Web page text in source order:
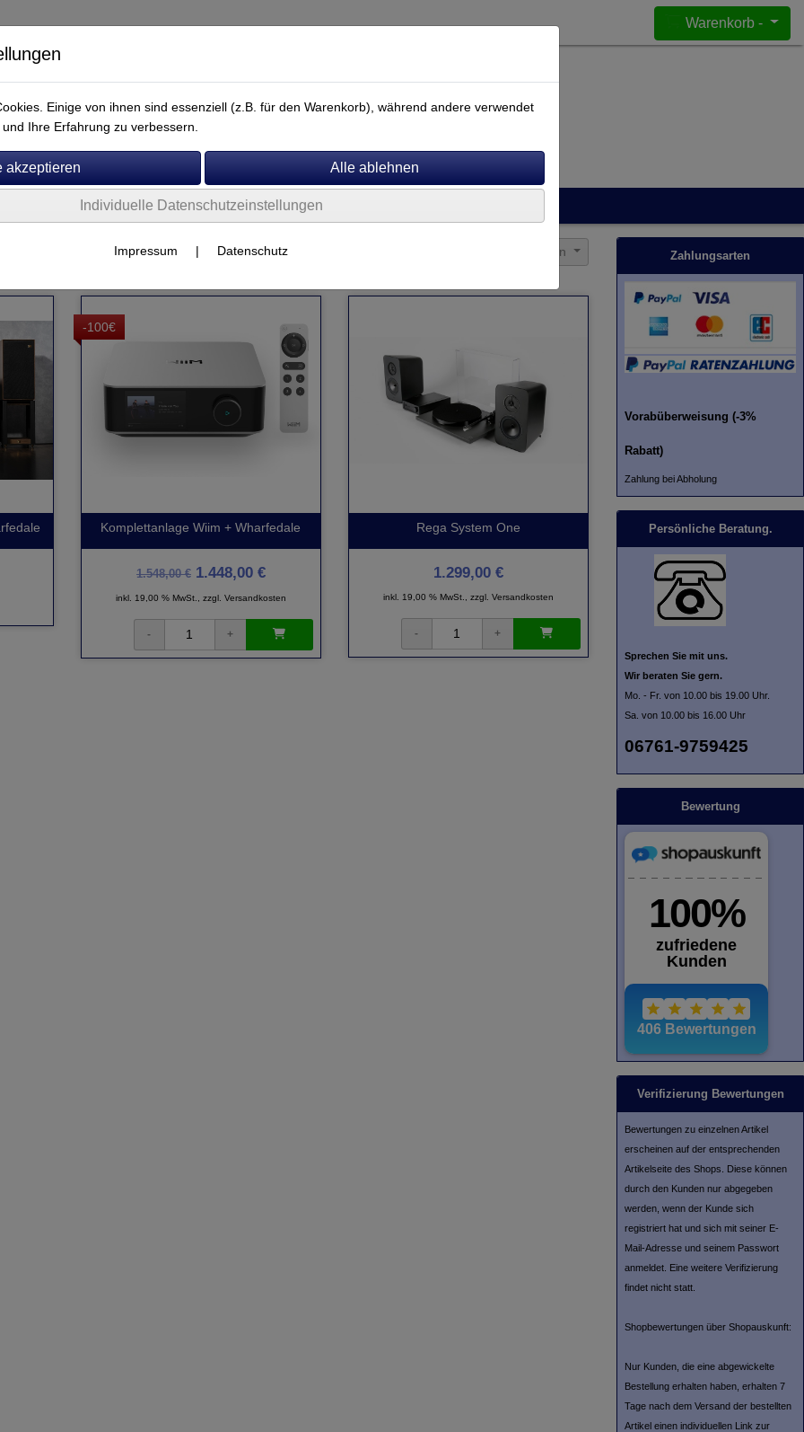
Warenkorb -
Sortierung wählen
-100€
Komplettanlage Wiim + Wharfedale
1.548,00 €1.448,00 €
inkl. 19,00 % MwSt., zzgl. Versandkosten
Rega System One
1.299,00 €
inkl. 19,00 % MwSt., zzgl. Versandkosten
Zahlungsarten
Vorabüberweisung (-3%
Rabatt)
Zahlung bei Abholung
Persönliche Beratung.
Sprechen Sie mit uns.
Wir beraten Sie gern.
Mo. - Fr. von 10.00 bis 19.00 Uhr.
Sa. von 10.00 bis 16.00 Uhr
06761-9759425
Bewertung
Verifizierung Bewertungen
Bewertungen zu einzelnen Artikel
erscheinen auf der entsprechenden
Artikelseite des Shops. Diese können
durch den Kunden nur abgegeben
werden, wenn der Kunde sich
registriert hat und sich mit seiner E-
Mail-Adresse und seinem Passwort
anmeldet. Eine weitere Verifizierung
findet nicht statt.
Shopbewertungen über Shopauskunft:
Nur Kunden, die eine abgewickelte
Bestellung erhalten haben, erhalten 7
Tage nach dem Versand der bestellten
Artikel einen individuellen Link zur
Einige von ihnen sind essenziell (z.B. für den Warenkorb), während andere verwendet
Ihre Erfahrung zu verbessern.
Individuelle Datenschutzeinstellungen
Impressum | Datenschutz